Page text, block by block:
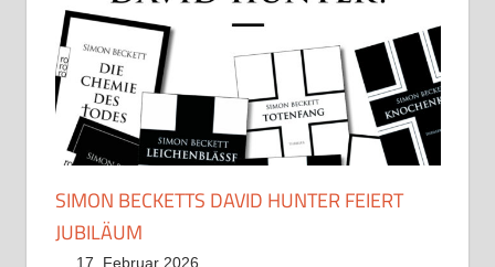
SIMON BECKETTS DAVID HUNTER FEIERT
JUBILÄUM
17. Februar 2026